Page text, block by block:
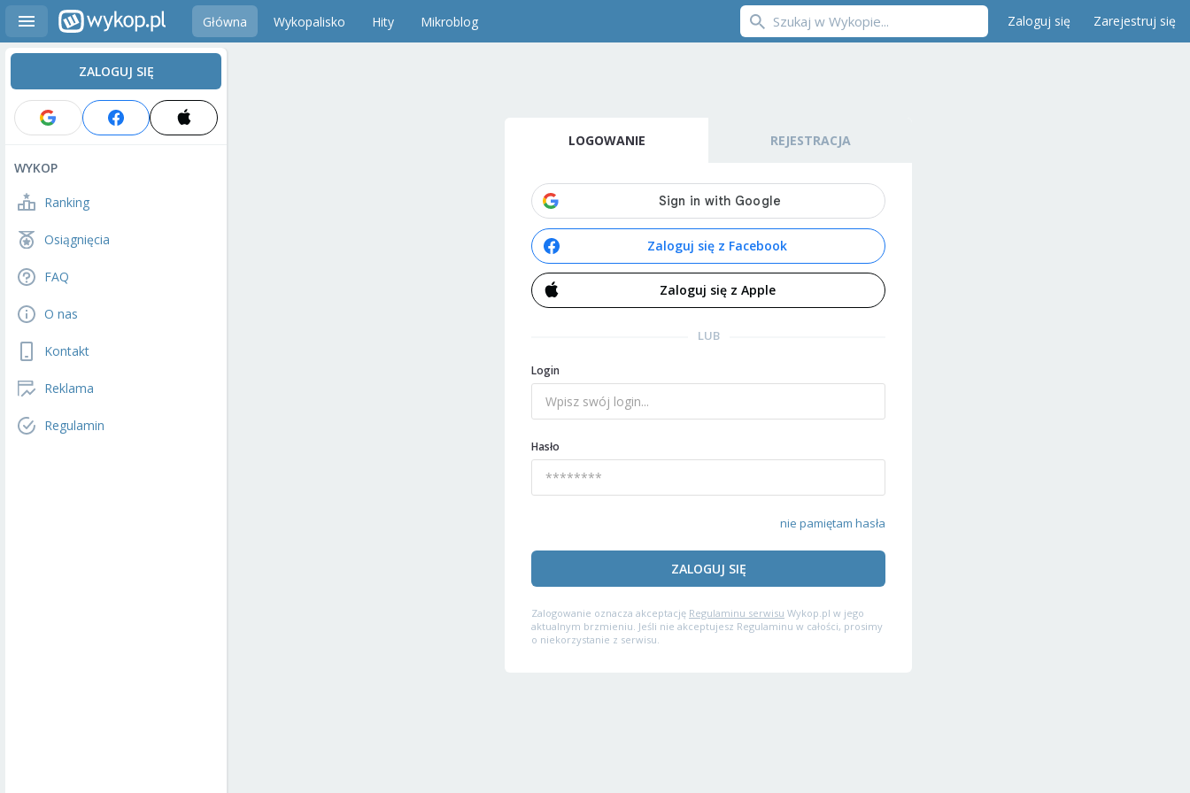
Główna Wykopalisko Hity Mikroblog Zaloguj się Zarejestruj się
ZALOGUJ SIĘ
WYKOP
Ranking
Osiągnięcia
FAQ
O nas
Kontakt
Reklama
Regulamin
LOGOWANIE REJESTRACJA
Zaloguj się z Facebook
Zaloguj się z Apple
LUB
Login
Hasło
nie pamiętam hasła
ZALOGUJ SIĘ
Zalogowanie oznacza akceptację Regulaminu serwisu Wykop.pl w jego
aktualnym brzmieniu. Jeśli nie akceptujesz Regulaminu w całości, prosimy
o niekorzystanie z serwisu.